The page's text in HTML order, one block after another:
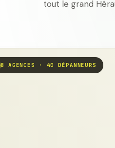
tout le grand
8 AGENCES · 40 DÉPANNEURS